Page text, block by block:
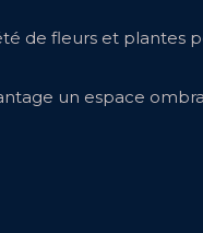
de fleurs et plantes
un espace